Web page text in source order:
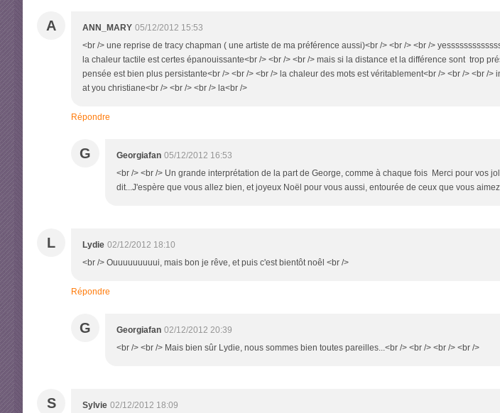
A ANN_MARY 05/12/2012 15:53
<br /> une reprise de tracy chapman ( une artiste de ma préférence aussi)<br /> <br /> <br />
la chaleur tactile est certes épanouissante<br /> <br /> <br /> mais si la distance et la différence sont trop
pensée est bien plus persistante<br /> <br /> <br /> la chaleur des mots est véritablement<br /> <br /> <br />
at you christiane<br /> <br /> <br /> la<br />
Répondre
G Georgiafan 05/12/2012 16:53
<br /> <br /> Un grande interprétation de la part de George, comme à chaque fois Merci pour vos
dit...J'espère que vous allez bien, et joyeux Noël pour vous aussi, entourée de ceux que vous
L Lydie 02/12/2012 18:10
<br /> Ouuuuuuuuui, mais bon je rêve, et puis c'est bientôt noêl <br />
Répondre
G Georgiafan 02/12/2012 20:39
<br /> <br /> Mais bien sûr Lydie, nous sommes bien toutes pareilles...<br /> <br /> <br /> <br />
S Sylvie 02/12/2012 18:09